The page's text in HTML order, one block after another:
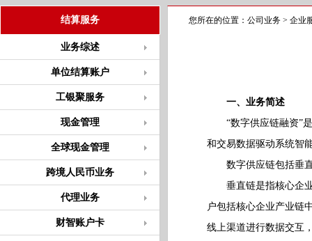
结算服务
业务综述
单位结算账户
工银聚服务
现金管理
全球现金管理
跨境人民币业务
代理业务
财智账户卡
您所在的位置： 公司业务 > 企业
一、业务简述
“数字供应链融资”是
和交易数据驱动系统智
数字供应链包括垂直
垂直链是指核心企业
户包括核心企业产业链
线上渠道进行数据交互